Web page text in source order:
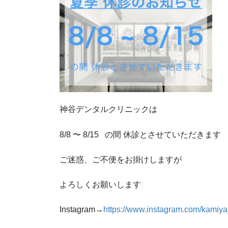
神谷デンタルクリニックは
8/8 〜 8/15 の間 休診とさせていただきます
ご迷惑、ご不便をお掛けしますが
よろしくお願いします
Instagram→ https://www.instagram.com/